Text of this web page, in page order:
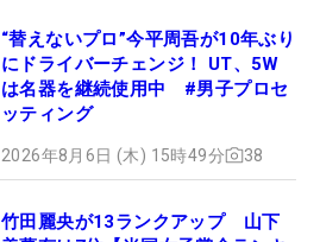
“替えないプロ”今平周吾が10年ぶり
にドライバーチェンジ！ UT、5W
は名器を継続使用中 #男子プロセ
ッティング
2026年8月6日 (木) 15時49分 38
竹田麗央が13ランクアップ 山下